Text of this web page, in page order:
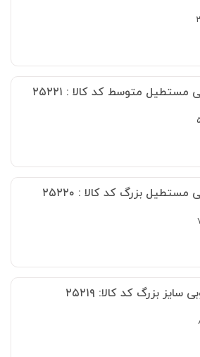
متوسط کد کالا : ۲۵۲۲۱
بزرگ کد کالا : ۲۵۲۲۰
بزرگ کد کالا: ۲۵۲۱۹